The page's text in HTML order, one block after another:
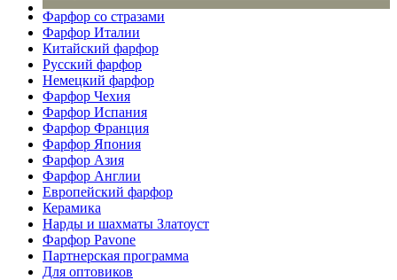
Фарфор со стразами
Фарфор Италии
Китайский фарфор
Русский фарфор
Немецкий фарфор
Фарфор Чехия
Фарфор Испания
Фарфор Франция
Фарфор Япония
Фарфор Азия
Фарфор Англии
Европейский фарфор
Керамика
Нарды и шахматы Златоуст
Фарфор Pavone
Партнерская программа
Для оптовиков